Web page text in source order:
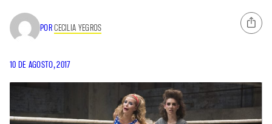
PORCECILIA YEGROS
10 DE AGOSTO, 2017